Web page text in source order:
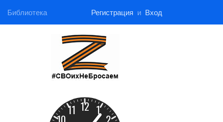
Библиотека Регистрация и Вход